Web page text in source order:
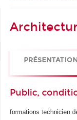
Public,
formations technicien